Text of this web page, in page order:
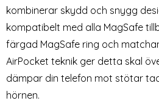
kombinerar skydd och snygg
kompatibelt med alla MagSafe
färgad MagSafe ring och
AirPocket teknik ger detta skal
dämpar din telefon mot stötar
hörnen.